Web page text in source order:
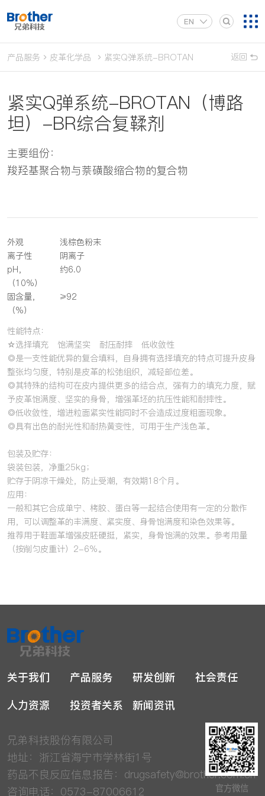
EN
产品服务 皮革化学品 紧实Q弹系统-BROTAN（博路坦）-BR综
返回
紧实Q弹系统-BROTAN（博路
坦）-BR综合复鞣剂
主要组份：
羧羟基聚合物与萘磺酸缩合物的复合物
外观
浅棕色粉末
离子性
阴离子
pH，
（10%）
约6.0
固含量，
（%）
≥92
性能特点：
☆选择填充 饱满坚实 耐压耐摔 低收敛性
◎是一支性能优异的复合填料，自身拥有选择填充的特点可提升皮身
整张均匀度，特别是皮革的松弛组织，减轻部位差。
◎其特殊的结构可在皮内提供更多的结合点，强有力的填充力度，赋
予皮革饱满度、坚实的身骨，增强革坯的抗压性能和耐摔性。
◎低收敛性，增进粒面紧实性能同时不会造成过度粗面现象。
◎具有出色的耐光性和耐热黄变性，可用于生产浅色革。
包装及贮存：
袋装包装，净重25kg；
贮存于阴凉干燥处，防止受潮，有效期18个月。
应用：
一般和其它合成单宁、栲胶、蛋白等一起结合使用有一定的分散作
用，可以调整革的丰满度、紧实度、身骨饱满度和染色效果等。
推荐用于鞋面革增强皮胚硬挺，紧实，身骨饱满的效果。参考用量
（按削匀皮重计）2-6%。
关于我们 产品服务 研发创新
社会责任
人力资源
投资者关系 新闻资讯
兄弟科技股份有限公司
地址：浙江省海宁市学林街1号
药品不良反应信息报告： drugsafety@brother.com.cn
咨询电话：0573-87006612
官方微信